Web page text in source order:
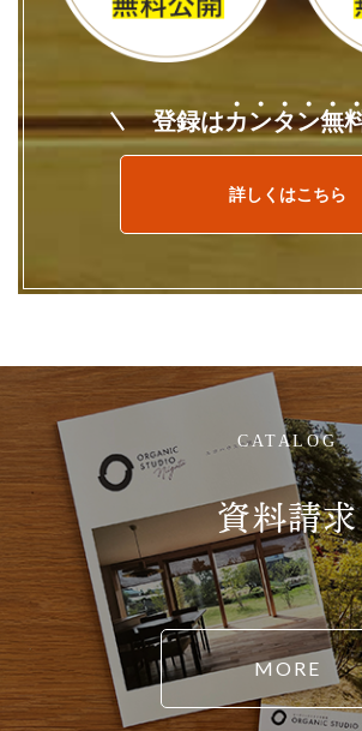
登録はカンタン無
詳しくはこちら
CATALOG
資料請求
MORE